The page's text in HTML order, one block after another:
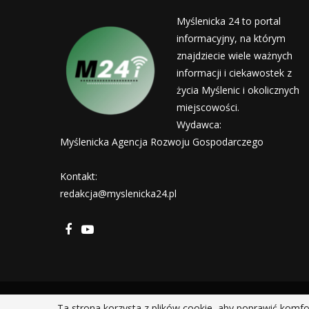
Myślenicka 24 to portal
informacyjny, na którym
znajdziecie wiele ważnych
informacji i ciekawostek z
życia Myślenic i okolicznych
miejscowości.
Wydawca:
Myślenicka Agencja Rozwoju Gospodarczego
Kontakt:
redakcja@myslenicka24.pl